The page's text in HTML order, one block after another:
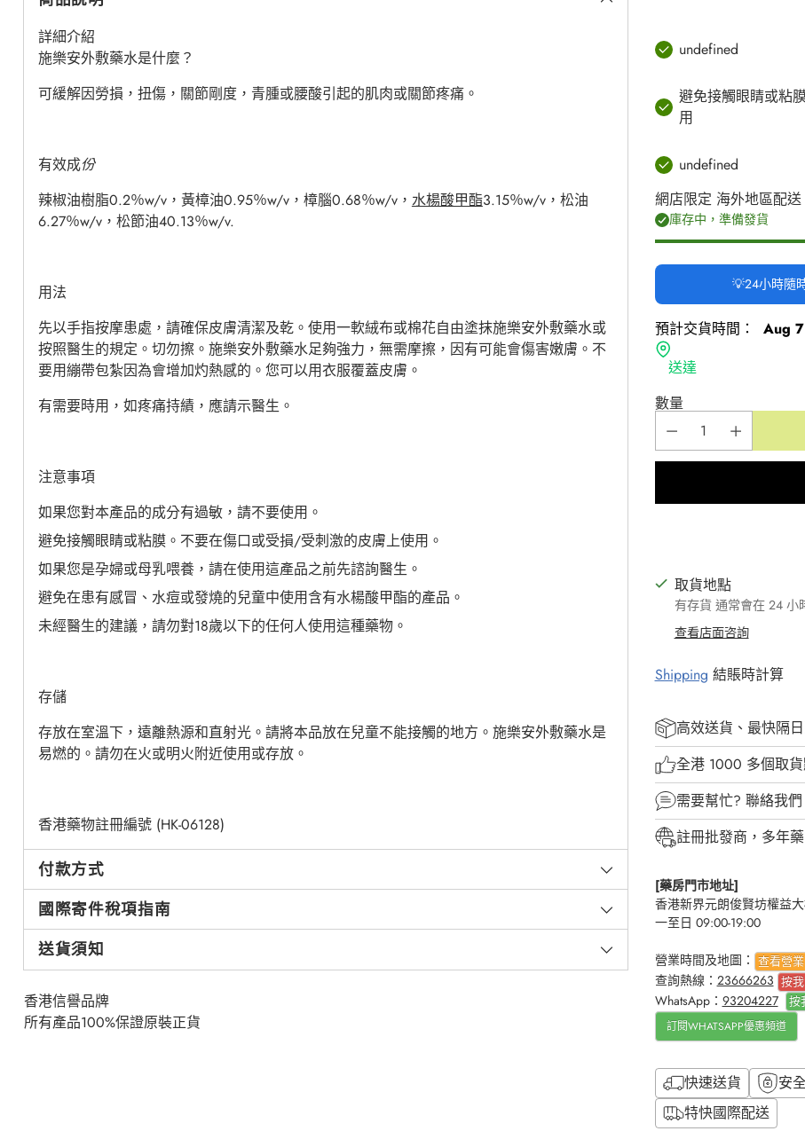
詳細介紹
施樂安外敷藥水是什麼？
可緩解因勞損，扭傷，關節剛度，青腫或腰酸引起的肌肉或關節疼痛。
有效成份
辣椒油樹脂0.2％w/v，黃樟油0.95％w/v，樟腦0.68％w/v， 水楊酸甲酯3.15％w/v，松油
6.27％w/v，松節油40.13％w/v.
用法
先以手指按摩患處 ， 請確保皮膚清潔及乾。使用一軟絨布或棉花自由塗抹施樂安外敷藥水或
按照醫生的規定。切勿擦。 施樂安外敷藥水足夠強力 ，無需摩擦，因有可能會傷害嫩膚。不
要用繃帶包紮因為會增加灼熱感的。您可以用衣服覆蓋皮膚。
有需要時用，如疼痛持績，應請示醫生。
注意事項
如果您對本產品的成分有過敏，請不要使用。
避免接觸眼睛或粘膜。不要在傷口或受損/受刺激的皮膚上使用。
如果您是孕婦或母乳喂養，請在使用這產品之前先諮詢醫生。
避免在患有感冒、水痘或發燒的兒童中使用含有水楊酸甲酯的產品。
未經醫生的建議，請勿對18歲以下的任何人使用這種藥物。
存儲
存放在室溫下，遠離熱源和直射光。請將本品放在兒童不能接觸的地方。施樂安外敷藥水是
易燃的。請勿在火或明火附近使用或存放。
香港藥物註冊編號 (HK-06128)
付款方式
國際寄件稅項指南
送貨須知
香港信譽品牌
所有產品100%保證原裝正貨
undefined
避免接觸眼睛或粘
用
undefined
網店限定 海外地區配送
庫存中，準備發貨
💡24小時隨
預計交貨時間：
Aug
送達
數量
取貨地點
有存貨 通常會在 24 小
查看店面咨詢
Shipping 結賬時計算
高效送貨、最快隔
全港 1000 多個取
需要幫忙? 聯絡我們
註冊批發商，多年
[藥房門市地址]
香港新界元朗俊賢坊權益
一至日 09:00-19:00
營業時間及地圖： 查看營
查詢熱線： 23666263 按
WhatsApp： 93204227 按
訂閱WHATSAPP優惠頻道
快速送貨 安
特快國際配送